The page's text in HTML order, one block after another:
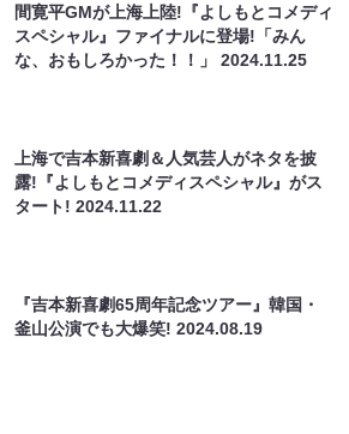
間寛平GMが上海上陸!『よしもとコメディ
スペシャル』ファイナルに登場!「みん
な、おもしろかった！！」2024.11.25
上海で吉本新喜劇＆人気芸人がネタを披
露!『よしもとコメディスペシャル』がス
タート!2024.11.22
『吉本新喜劇65周年記念ツアー』韓国・
釜山公演でも大爆笑!2024.08.19